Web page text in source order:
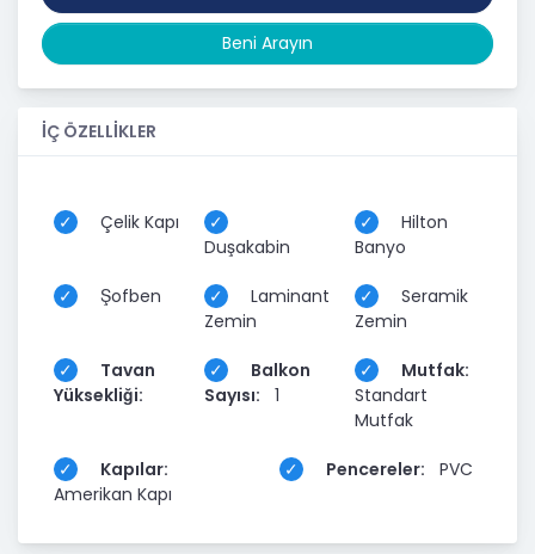
Beni Arayın
İÇ ÖZELLİKLER
Çelik Kapı
Duşakabin
Hilton
Banyo
Şofben
Laminant
Zemin
Seramik
Zemin
Tavan
Yüksekliği:
Balkon
Sayısı:
1
Mutfak:
Standart
Mutfak
Kapılar:
Amerikan Kapı
Pencereler: PVC